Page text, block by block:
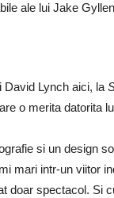
ale lui Jake
David Lynch aici, la
o merita datorita
si un design
mari intr-un viitor
doar spectacol. Si